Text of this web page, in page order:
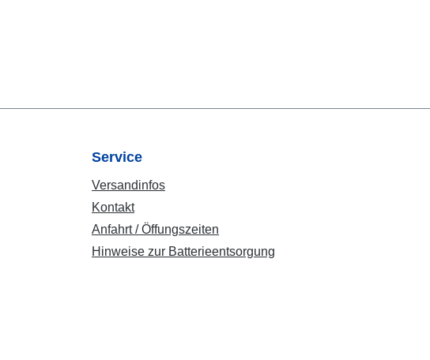
Service
Versandinfos
Kontakt
Anfahrt / Öffungszeiten
Hinweise zur Batterieentsorgung